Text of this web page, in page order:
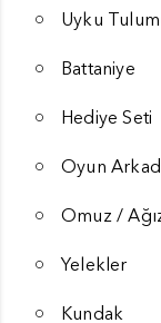
Uyku
Battaniye
Hediye Seti
Oyun
Omuz /
Yelekler
Kundak